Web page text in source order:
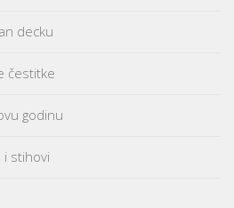
decku
čestitke
godinu
i stihovi